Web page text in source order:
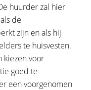
huurder zal hier
de
zijn en als hij
te huisvesten.
kiezen voor
goed te
een voorgenomen